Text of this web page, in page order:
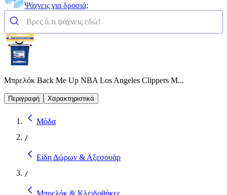
Ψάχνεις για δροσιά;
Μπρελόκ Back Me Up NBA Los Angeles Clippers Μ...
Περιγραφή Χαρακτηριστικά
Μόδα
/
Είδη Δώρων & Αξεσουάρ
/
Μπρελόκ & Κλειδοθήκες